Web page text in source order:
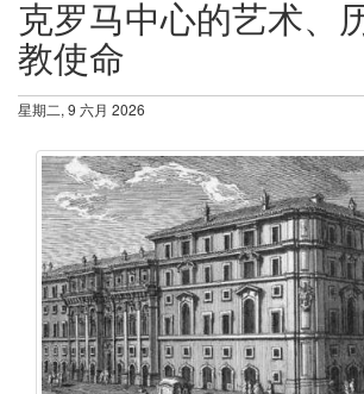
克罗马中心的艺术、
教使命
星期二, 9 六月 2026